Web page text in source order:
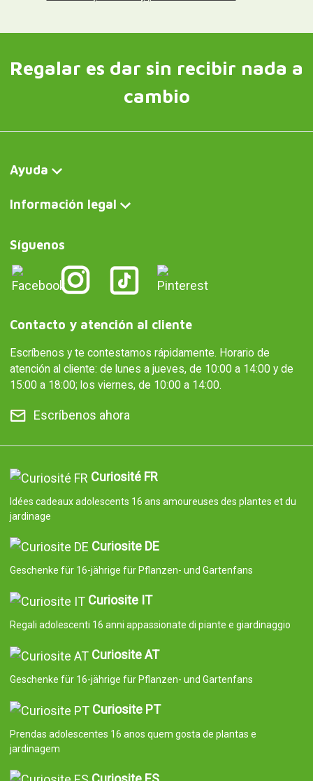
Regalar es dar sin recibir nada a
cambio
Ayuda
Información legal
Síguenos
Contacto y atención al cliente
Escríbenos y te contestamos rápidamente. Horario de
atención al cliente: de lunes a jueves, de 10:00 a 14:00 y de
15:00 a 18:00; los viernes, de 10:00 a 14:00.
Escríbenos ahora
Curiosité FR
Idées cadeaux adolescents 16 ans amoureuses des plantes et du
jardinage
Curiosite DE
Geschenke für 16-jährige für Pflanzen- und Gartenfans
Curiosite IT
Regali adolescenti 16 anni appassionate di piante e giardinaggio
Curiosite AT
Geschenke für 16-jährige für Pflanzen- und Gartenfans
Curiosite PT
Prendas adolescentes 16 anos quem gosta de plantas e
jardinagem